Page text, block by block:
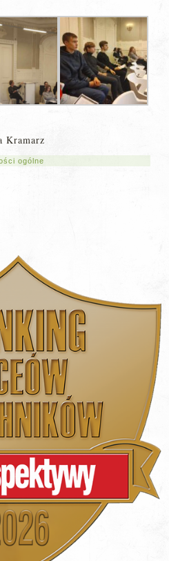
Kramarz
ogólne